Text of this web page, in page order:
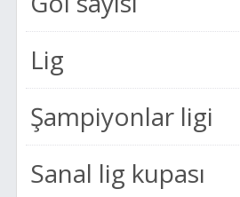
Lig
Şampiyonlar ligi
Sanal lig kupası